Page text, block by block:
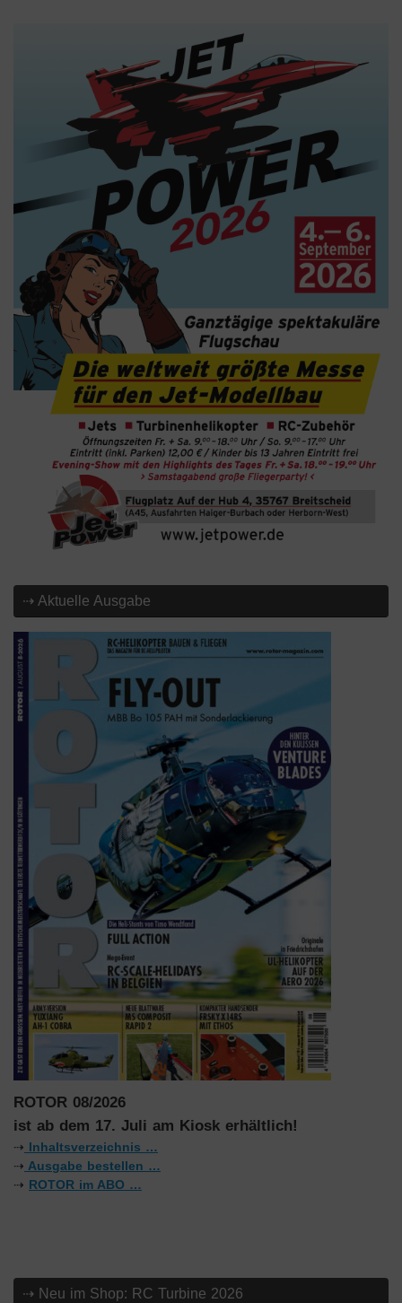
⇢ Aktuelle Ausgabe
ROTOR 08/2026
ist ab dem 17. Juli am Kiosk erhältlich!
⇢ Inhaltsverzeichnis …
⇢ Ausgabe bestellen …
⇢ ROTOR im ABO …
⇢ Neu im Shop: RC Turbine 2026